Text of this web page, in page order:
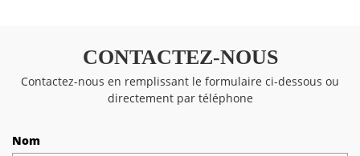
CONTACTEZ-NOUS
Contactez-nous en remplissant le formulaire ci-dessous ou
directement par téléphone
Nom